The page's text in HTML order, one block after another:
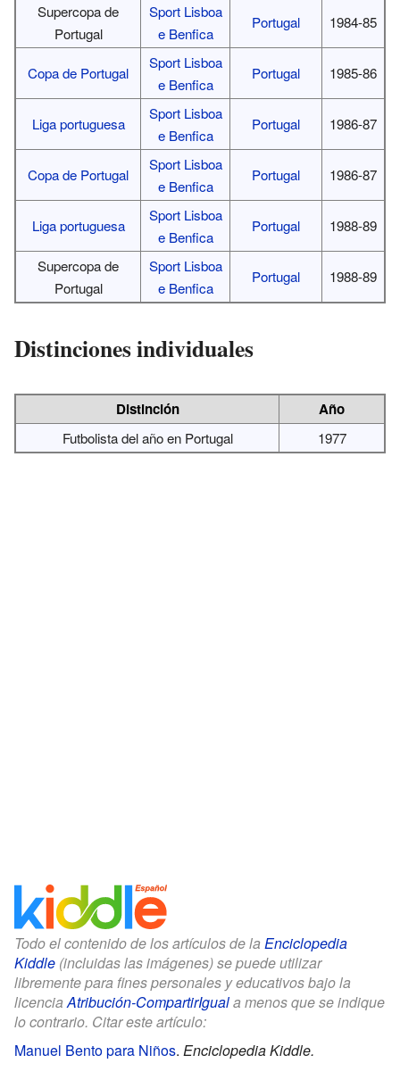
Supercopa de
Portugal
Sport Lisboa
e Benfica
Portugal 1984-85
Copa de Portugal
Sport Lisboa
e Benfica
Portugal 1985-86
Liga portuguesa
Sport Lisboa
e Benfica
Portugal 1986-87
Copa de Portugal
Sport Lisboa
e Benfica
Portugal 1986-87
Liga portuguesa
Sport Lisboa
e Benfica
Portugal 1988-89
Supercopa de
Portugal
Sport Lisboa
e Benfica
Portugal 1988-89
Distinciones individuales
Distinción Año
Futbolista del año en Portugal 1977
Todo el contenido de los artículos de la Enciclopedia
Kiddle (incluidas las imágenes) se puede utilizar
libremente para fines personales y educativos bajo la
licenciaAtribución-CompartirIguala menos que se indique
lo contrario. Citar este artículo:
Manuel Bento para Niños. Enciclopedia Kiddle.